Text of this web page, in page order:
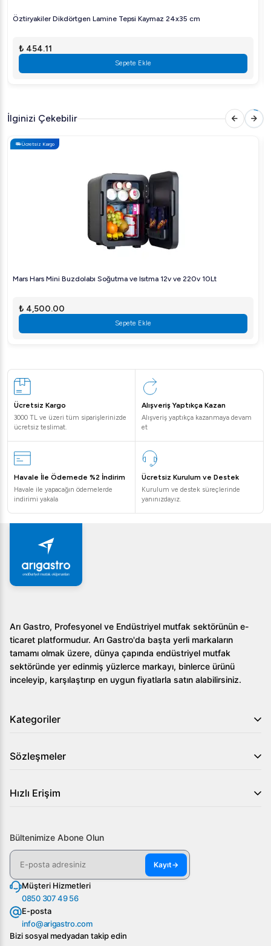
Öztiryakiler Dikdörtgen Lamine Tepsi Kaymaz 24x35 cm
₺ 454.11
Sepete Ekle
İlginizi Çekebilir
Ücretsiz Kargo
Mars Hars Mini Buzdolabı Soğutma ve Isıtma 12v ve 220v 10Lt
₺ 4,500.00
Sepete Ekle
Ücretsiz Kargo
3000 TL ve üzeri tüm siparişlerinizde
ücretsiz teslimat.
Alışveriş Yaptıkça Kazan
Alışveriş yaptıkça kazanmaya devam
et
Havale İle Ödemede %2 İndirim
Havale ile yapacağın ödemelerde
indirimi yakala
Ücretsiz Kurulum ve Destek
Kurulum ve destek süreçlerinde
yanınızdayız.
Arı Gastro, Profesyonel ve Endüstriyel mutfak sektörünün e-
ticaret platformudur. Arı Gastro'da başta yerli markaların
tamamı olmak üzere, dünya çapında endüstriyel mutfak
sektöründe yer edinmiş yüzlerce markayı, binlerce ürünü
inceleyip, karşılaştırıp en uygun fiyatlarla satın alabilirsiniz.
Kategoriler
Sözleşmeler
Hızlı Erişim
Bültenimize Abone Olun
Kayıt→
Müşteri Hizmetleri
0850 307 49 56
E-posta
info@arigastro.com
Bizi sosyal medyadan takip edin